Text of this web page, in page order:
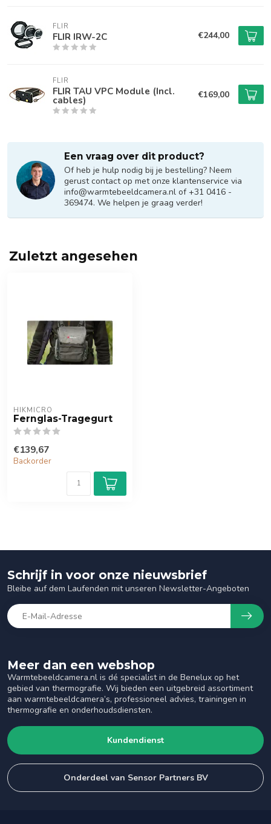
FLIR
FLIR IRW-2C €244,00
FLIR
FLIR TAU VPC Module (Incl.
cables) €169,00
Een vraag over dit product?
Of heb je hulp nodig bij je bestelling? Neem
gerust contact op met onze klantenservice via
info@warmtebeeldcamera.nl of +31 0416 -
369474. We helpen je graag verder!
Zuletzt angesehen
HIKMICRO
Fernglas-Tragegurt
€139,67
Backorder
Meer dan een webshop
Warmtebeeldcamera.nl is dé specialist in de Benelux op het
gebied van thermografie. Wij bieden een uitgebreid assortiment
aan warmtebeeldcamera’s, professioneel advies, trainingen in
thermografie en onderhoudsdiensten.
Kundendienst
Onderdeel van Sensor Partners BV
Schrijf in voor onze nieuwsbrief
Bleibe auf dem Laufenden mit unseren Newsletter-Angeboten